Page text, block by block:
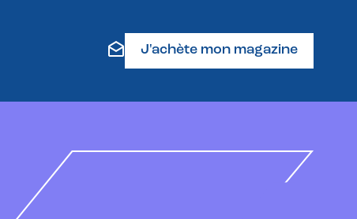
J'achète mon magazine